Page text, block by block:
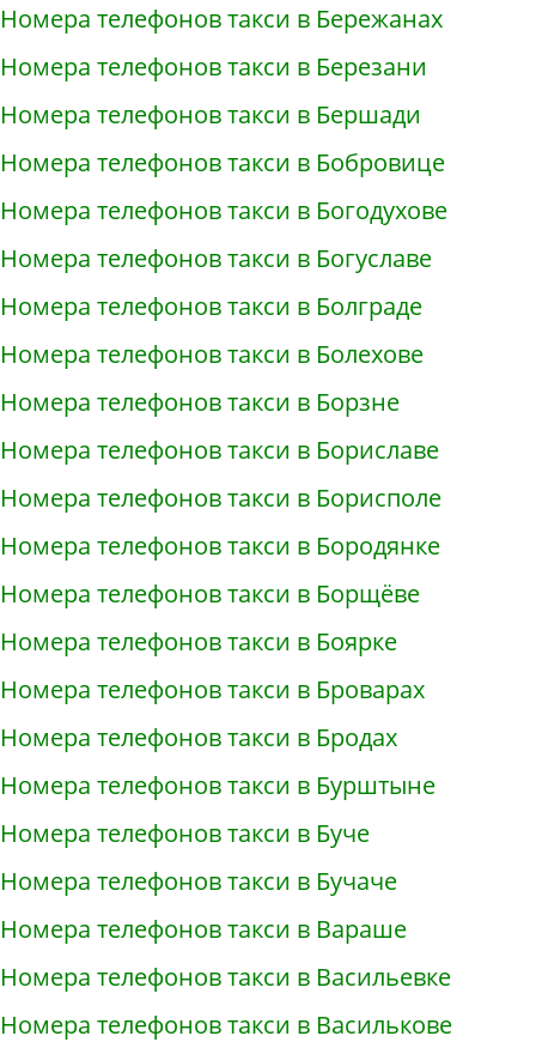
Номера телефонов такси в Бережанах
Номера телефонов такси в Березани
Номера телефонов такси в Бершади
Номера телефонов такси в Бобровице
Номера телефонов такси в Богодухове
Номера телефонов такси в Богуславе
Номера телефонов такси в Болграде
Номера телефонов такси в Болехове
Номера телефонов такси в Борзне
Номера телефонов такси в Бориславе
Номера телефонов такси в Борисполе
Номера телефонов такси в Бородянке
Номера телефонов такси в Борщёве
Номера телефонов такси в Боярке
Номера телефонов такси в Броварах
Номера телефонов такси в Бродах
Номера телефонов такси в Бурштыне
Номера телефонов такси в Буче
Номера телефонов такси в Бучаче
Номера телефонов такси в Вараше
Номера телефонов такси в Васильевке
Номера телефонов такси в Василькове